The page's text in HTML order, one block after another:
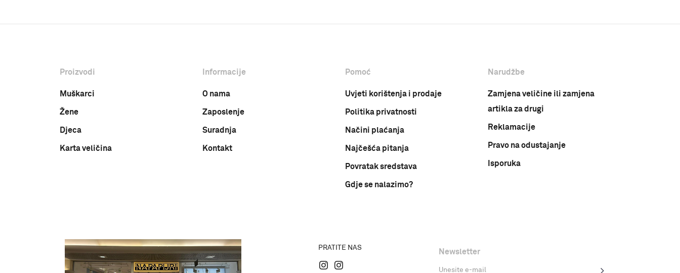
Proizvodi
Muškarci
Žene
Djeca
Karta veličina
Informacije
O nama
Zaposlenje
Suradnja
Kontakt
Pomoć
Uvjeti korištenja i prodaje
Politika privatnosti
Načini plaćanja
Najčešća pitanja
Povratak sredstava
Gdje se nalazimo?
Narudžbe
Zamjena veličine ili zamjena
artikla za drugi
Reklamacije
Pravo na odustajanje
Isporuka
PRATITE NAS Newsletter